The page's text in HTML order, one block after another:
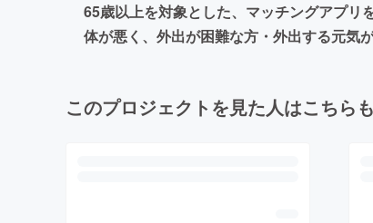
65歳以上を対象とした、マッチングアプリ
体が悪く、外出が困難な方・外出する元気
このプロジェクトを見た人はこちら